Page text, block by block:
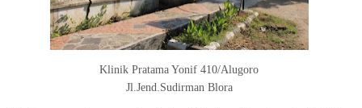
Klinik Pratama Yonif 410/Alugoro
Jl.Jend.Sudirman Blora